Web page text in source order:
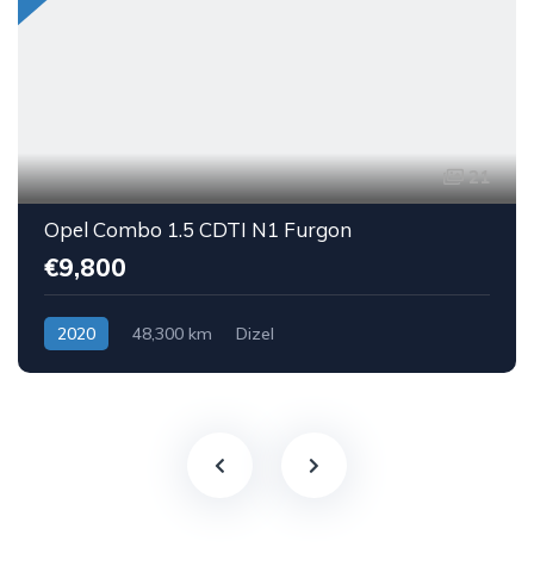
21
Opel Combo 1.5 CDTI N1 Furgon
€9,800
2020 48,300 km Dizel